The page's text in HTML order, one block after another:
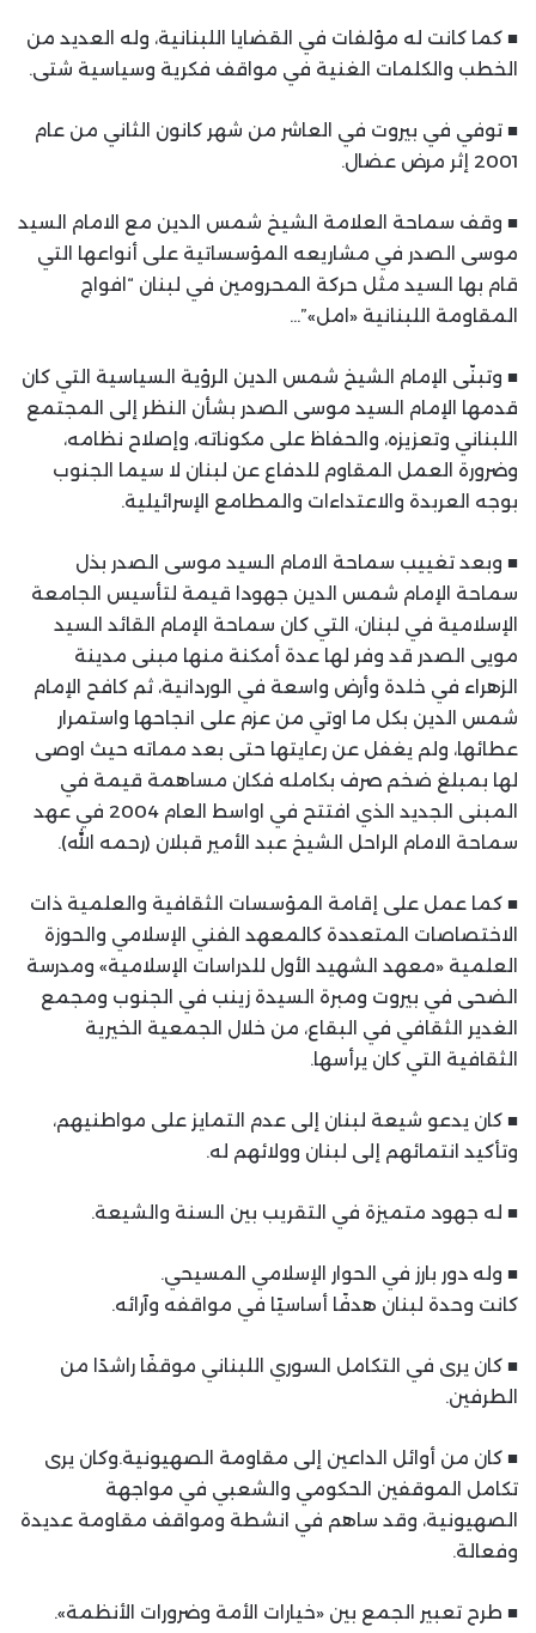
■ كما كانت له مؤلفات في القضايا اللبنانية، وله العديد من
الخطب والكلمات الغنية في مواقف فكرية وسياسية شتى.
■ توفي في بيروت في العاشر من شهر كانون الثاني من عام
2001 إثر مرض عضال.
■ وقف سماحة العلامة الشيخ شمس الدين مع الامام السيد
موسى الصدر في مشاريعه المؤسساتية على أنواعها التي
قام بها السيد مثل حركة المحرومين في لبنان “افواج
المقاومة اللبنانية «امل»”…
■ وتبنّى الإمام الشيخ شمس الدين الرؤية السياسية التي كان
قدمها الإمام السيد موسى الصدر بشأن النظر إلى المجتمع
اللبناني وتعزيزه، والحفاظ على مكوناته، وإصلاح نظامه،
وضرورة العمل المقاوم للدفاع عن لبنان لا سيما الجنوب
بوجه العربدة والاعتداءات والمطامع الإسرائيلية.
■ وبعد تغييب سماحة الامام السيد موسى الصدر بذل
سماحة الإمام شمس الدين جهودا قيمة لتأسيس الجامعة
الإسلامية في لبنان، التي كان سماحة الإمام القائد السيد
مويى الصدر قد وفر لها عدة أمكنة منها مبنى مدينة
الزهراء في خلدة وأرض واسعة في الوردانية، ثم كافح الإمام
شمس الدين بكل ما اوتي من عزم على انجاحها واستمرار
عطائها، ولم يغفل عن رعايتها حتى بعد مماته حيث اوصى
لها بمبلغ ضخم صرف بكامله فكان مساهمة قيمة في
المبنى الجديد الذي افتتح في اواسط العام 2004 في عهد
سماحة الامام الراحل الشيخ عبد الأمير قبلان (رحمه الله).
■ كما عمل على إقامة المؤسسات الثقافية والعلمية ذات
الاختصاصات المتعددة كالمعهد الفني الإسلامي والحوزة
العلمية «معهد الشهيد الأول للدراسات الإسلامية» ومدرسة
الضحى في بيروت ومبرة السيدة زينب في الجنوب ومجمع
الغدير الثقافي في البقاع، من خلال الجمعية الخيرية
الثقافية التي كان يرأسها.
■ كان يدعو شيعة لبنان إلى عدم التمايز على مواطنيهم،
وتأكيد انتمائهم إلى لبنان وولائهم له.
■ له جهود متميزة في التقريب بين السنة والشيعة.
■ وله دور بارز في الحوار الإسلامي المسيحي.
كانت وحدة لبنان هدفًا أساسيًا في مواقفه وآرائه.
■ كان يرى في التكامل السوري اللبناني موقفًا راشدًا من
الطرفين.
■ كان من أوائل الداعين إلى مقاومة الصهيونية.وكان يرى
تكامل الموقفين الحكومي والشعبي في مواجهة
الصهيونية، وقد ساهم في انشطة ومواقف مقاومة عديدة
وفعالة.
■ طرح تعبير الجمع بين «خيارات الأمة وضرورات الأنظمة».